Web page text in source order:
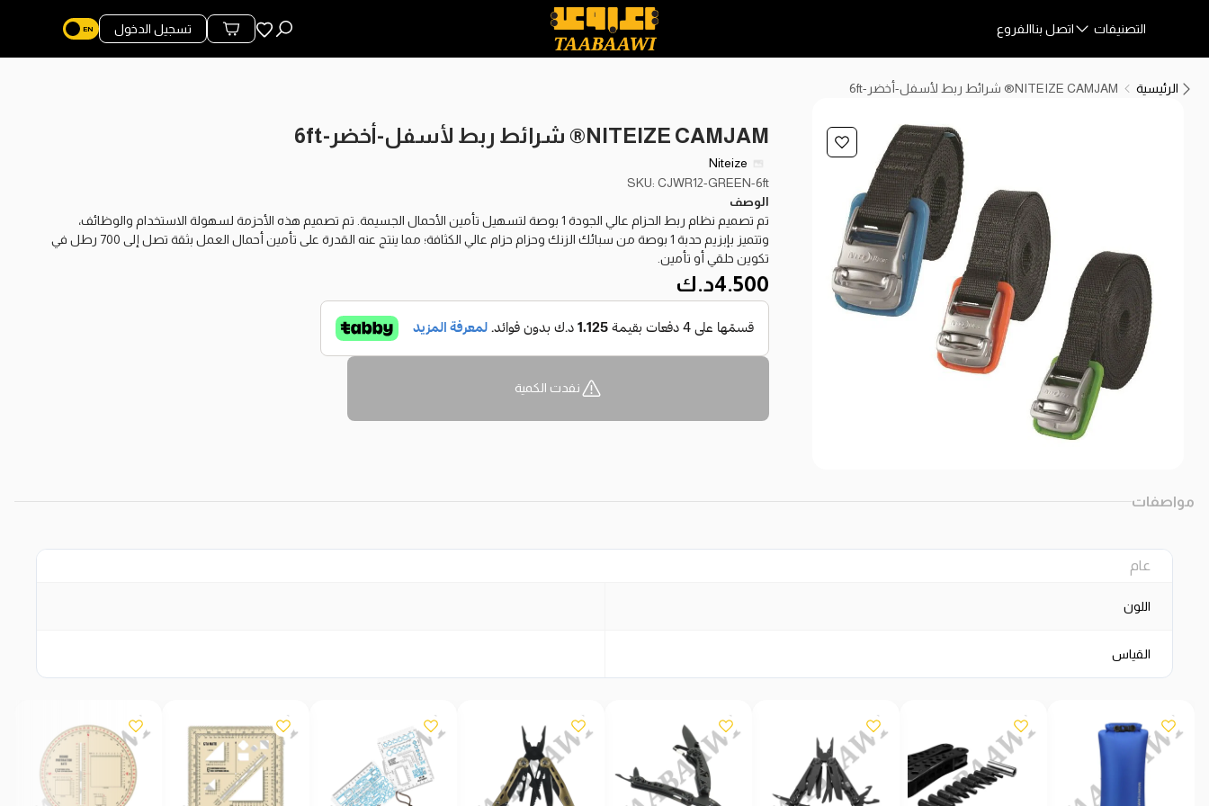
التصنيفات اتصل بناالفروع المفضلة
محتويات السلة
تسجيل الدخول
الرئيسية NITEIZE CAMJAM® شرائط ربط لأسفل-أخضر-6ft
NITEIZE CAMJAM® شرائط ربط لأسفل-أخضر-6ft
Niteize
SKU: CJWR12-GREEN-6ft
الوصف
تم تصميم نظام ربط الحزام عالي الجودة 1 بوصة لتسهيل تأمين الأحمال الجسيمة. تم تصميم هذه الأحزمة لسهولة الاستخدام والوظائف،
وتتميز بإبزيم حدبة 1 بوصة من سبائك الزنك وحزام حزام عالي الكثافة؛ مما ينتج عنه القدرة على تأمين أحمال العمل بثقة تصل إلى 700 رطل في
تكوين حلقي أو تأمين.
4.500د.ك
نفدت الكمية
مواصفات
عام
اللون
القياس